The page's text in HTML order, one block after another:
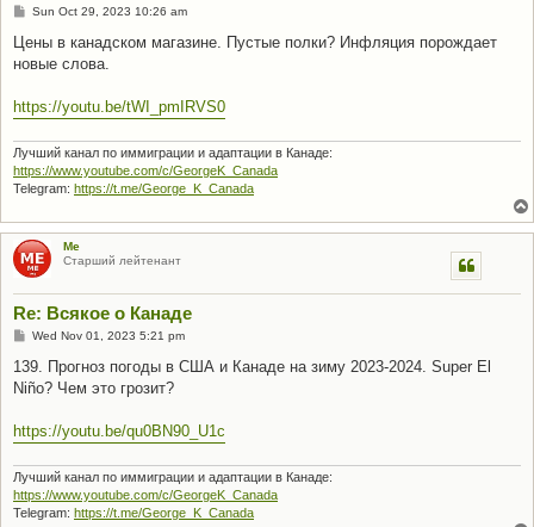
P
s
Sun Oct 29, 2023 10:26 am
Цены в канадском магазине. Пустые полки? Инфляция порождает
новые слова.
https://youtu.be/tWI_pmIRVS0
Лучший канал по иммиграции и адаптации в Канаде:
https://www.youtube.com/c/GeorgeK_Canada
Telegram: https://t.me/George_K_Canada
Me
Старший лейтенант
Re: Всякое о Канаде
P
s
Wed Nov 01, 2023 5:21 pm
139. Прогноз погоды в США и Канаде на зиму 2023-2024. Super El
Niño? Чем это грозит?
https://youtu.be/qu0BN90_U1c
Лучший канал по иммиграции и адаптации в Канаде:
https://www.youtube.com/c/GeorgeK_Canada
Telegram: https://t.me/George_K_Canada